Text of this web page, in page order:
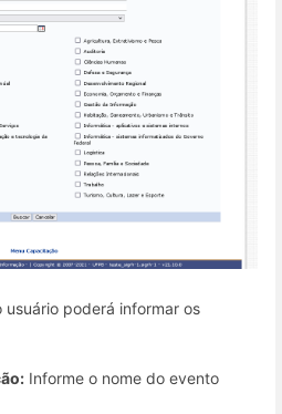
usuário poderá informar os
Informe o nome do evento